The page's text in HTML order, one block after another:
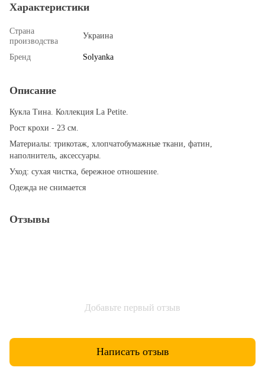
Характеристики
Страна
производства
Украина
Бренд Solyanka
Описание
Кукла Тина. Коллекция La Petite.
Рост крохи - 23 см.
Материалы: трикотаж, хлопчатобумажные ткани, фатин,
наполнитель, аксессуары.
Уход: сухая чистка, бережное отношение.
Одежда не снимается
Отзывы
Добавьте первый отзыв
Написать отзыв